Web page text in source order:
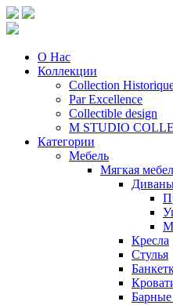
О Нас
Коллекции
Collection
Par Excellence
Collectible design
M STUDIO
Категории
Мебель
Мягкая
Кресла
Стулья
Барные